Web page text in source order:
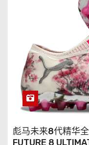
彪马未来8代精华
FUTURE 8